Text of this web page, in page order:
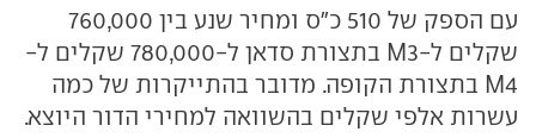
עם הספק של 510 כ"ס ומחיר שנע בין 760,000
שקלים ל-M3 בתצורת סדאן ל-780,000 שקלים ל-
M4 בתצורת הקופה. מדובר בהתייקרות של כמה
עשרות אלפי שקלים בהשוואה למחירי הדור היוצא.